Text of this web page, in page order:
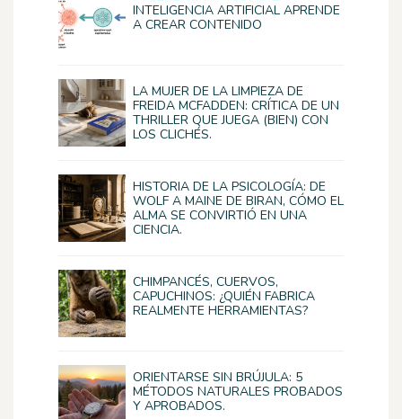
INTELIGENCIA ARTIFICIAL APRENDE
A CREAR CONTENIDO
LA MUJER DE LA LIMPIEZA DE
FREIDA MCFADDEN: CRÍTICA DE UN
THRILLER QUE JUEGA (BIEN) CON
LOS CLICHÉS.
HISTORIA DE LA PSICOLOGÍA: DE
WOLF A MAINE DE BIRAN, CÓMO EL
ALMA SE CONVIRTIÓ EN UNA
CIENCIA.
CHIMPANCÉS, CUERVOS,
CAPUCHINOS: ¿QUIÉN FABRICA
REALMENTE HERRAMIENTAS?
ORIENTARSE SIN BRÚJULA: 5
MÉTODOS NATURALES PROBADOS
Y APROBADOS.